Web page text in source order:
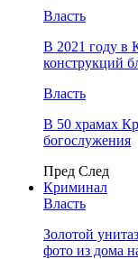
Власть
В 2021 году в
конструкций
Власть
В 50 храмах
богослужения
Пред След
Криминал
Власть
​Золотой
фото из дома